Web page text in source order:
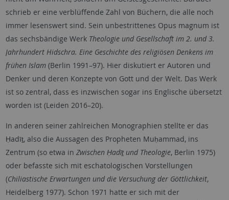
schrieb er eine verblüffende Zahl von Büchern, die alle noch
immer lesenswert sind. Sein unbestrittenes Opus magnum ist
das sechsbändige Werk Theologie und Gesellschaft im 2. und 3.
Jahrhundert Hidschra. Eine Geschichte des religiösen Denkens im
frühen Islam (Berlin 1991–97). Hier diskutiert er Autoren und
Denker und deren Konzepte von Gott und der Welt. Das Werk
ist so zentral, dass es inzwischen sogar ins Englische übersetzt
worden ist (Leiden 2016–20).
In anderen seiner zahlreichen Monographien stellte er das
Ḥadīṯ, also die Aussagen des Propheten Muḥammad, ins
Zentrum (so etwa in Zwischen Ḥadīṯ und Theologie, Berlin 1975)
oder befasste sich mit eschatologischen Vorstellungen
(Chiliastische Erwartungen und die Versuchung der Göttlichkeit,
Heidelberg 1977). Schon 1971 hatte er sich mit der